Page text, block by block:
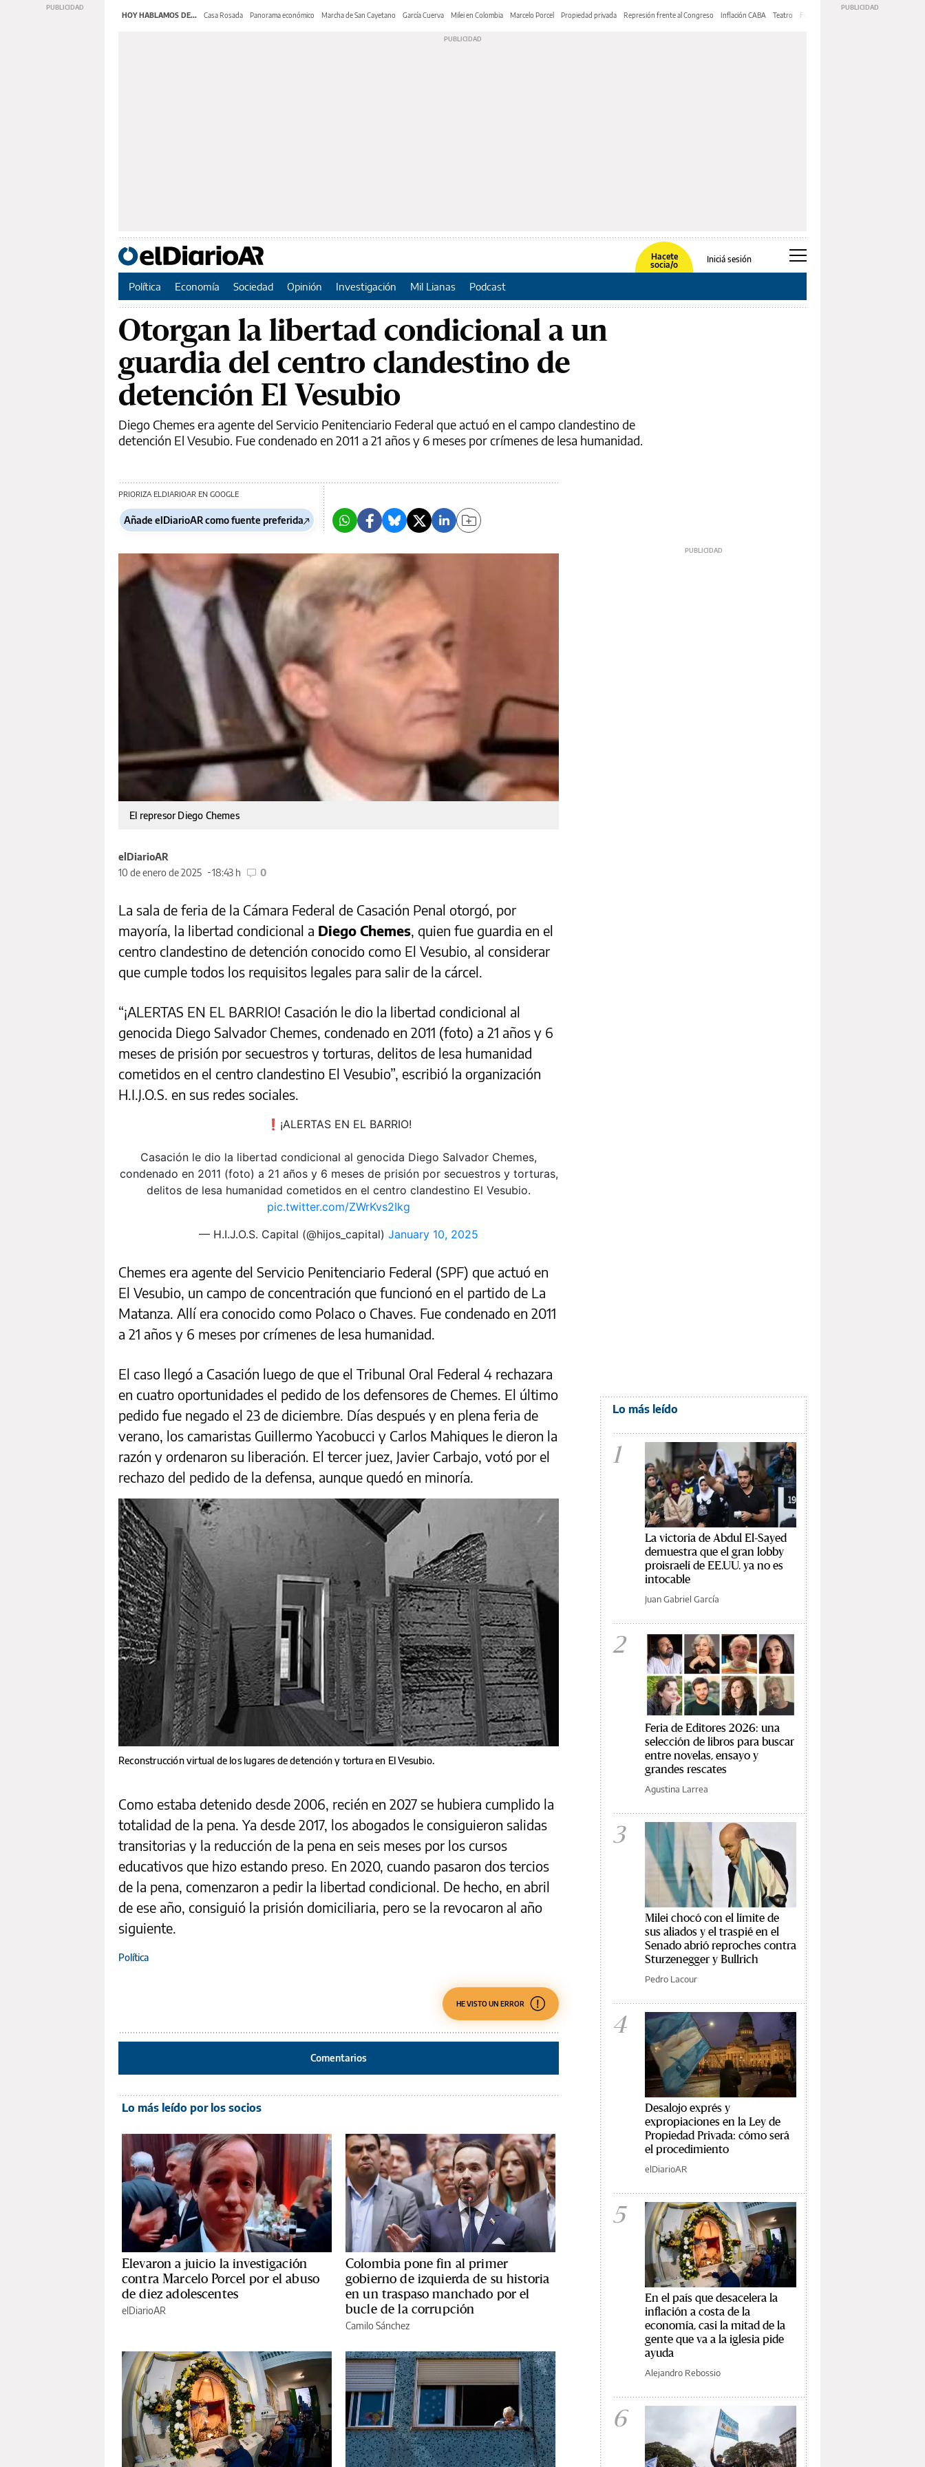
HOY HABLAMOS DE... Casa Rosada Panorama económico Marcha de San Cayetano García Cuerva Milei en Colombia Marcelo Porcel Propiedad privada Represión frente al Congreso Inflación CABA Teatro Feria de Editores
Hacete
socia/o
Iniciá sesión
Política Economía Sociedad Opinión Investigación Mil Lianas Podcast
Otorgan la libertad condicional a un
guardia del centro clandestino de
detención El Vesubio
Diego Chemes era agente del Servicio Penitenciario Federal que actuó en el campo clandestino de
detención El Vesubio. Fue condenado en 2011 a 21 años y 6 meses por crímenes de lesa humanidad.
PRIORIZA ELDIARIOAR EN GOOGLE
Añade elDiarioAR como fuente preferida
El represor Diego Chemes
elDiarioAR
10 de enero de 2025
18:43 h 0
La sala de feria de la Cámara Federal de Casación Penal otorgó, por
mayoría, la libertad condicional a Diego Chemes, quien fue guardia en el
centro clandestino de detención conocido como El Vesubio, al considerar
que cumple todos los requisitos legales para salir de la cárcel.
“¡ALERTAS EN EL BARRIO! Casación le dio la libertad condicional al
genocida Diego Salvador Chemes, condenado en 2011 (foto) a 21 años y 6
meses de prisión por secuestros y torturas, delitos de lesa humanidad
cometidos en el centro clandestino El Vesubio”, escribió la organización
H.I.J.O.S. en sus redes sociales.
❗️¡ALERTAS EN EL BARRIO!
Casación le dio la libertad condicional al genocida Diego Salvador Chemes,
condenado en 2011 (foto) a 21 años y 6 meses de prisión por secuestros y torturas,
delitos de lesa humanidad cometidos en el centro clandestino El Vesubio.
pic.twitter.com/ZWrKvs2Ikg
— H.I.J.O.S. Capital (@hijos_capital) January 10, 2025
Chemes era agente del Servicio Penitenciario Federal (SPF) que actuó en
El Vesubio, un campo de concentración que funcionó en el partido de La
Matanza. Allí era conocido como Polaco o Chaves. Fue condenado en 2011
a 21 años y 6 meses por crímenes de lesa humanidad.
El caso llegó a Casación luego de que el Tribunal Oral Federal 4 rechazara
en cuatro oportunidades el pedido de los defensores de Chemes. El último
pedido fue negado el 23 de diciembre. Días después y en plena feria de
verano, los camaristas Guillermo Yacobucci y Carlos Mahiques le dieron la
razón y ordenaron su liberación. El tercer juez, Javier Carbajo, votó por el
rechazo del pedido de la defensa, aunque quedó en minoría.
Reconstrucción virtual de los lugares de detención y tortura en El Vesubio.
Como estaba detenido desde 2006, recién en 2027 se hubiera cumplido la
totalidad de la pena. Ya desde 2017, los abogados le consiguieron salidas
transitorias y la reducción de la pena en seis meses por los cursos
educativos que hizo estando preso. En 2020, cuando pasaron dos tercios
de la pena, comenzaron a pedir la libertad condicional. De hecho, en abril
de ese año, consiguió la prisión domiciliaria, pero se la revocaron al año
siguiente.
Política
HE VISTO UN ERROR
Comentarios
Lo más leído por los socios
Elevaron a juicio la investigación
contra Marcelo Porcel por el abuso
de diez adolescentes
elDiarioAR
Colombia pone fin al primer
gobierno de izquierda de su historia
en un traspaso manchado por el
bucle de la corrupción
Camilo Sánchez
Lo más leído
1
La victoria de Abdul El-Sayed
demuestra que el gran lobby
proisraelí de EE.UU. ya no es
intocable
Juan Gabriel García
2
Feria de Editores 2026: una
selección de libros para buscar
entre novelas, ensayo y
grandes rescates
Agustina Larrea
3
Milei chocó con el límite de
sus aliados y el traspié en el
Senado abrió reproches contra
Sturzenegger y Bullrich
Pedro Lacour
4
Desalojo exprés y
expropiaciones en la Ley de
Propiedad Privada: cómo será
el procedimiento
elDiarioAR
5
En el país que desacelera la
inflación a costa de la
economía, casi la mitad de la
gente que va a la iglesia pide
ayuda
Alejandro Rebossio
6